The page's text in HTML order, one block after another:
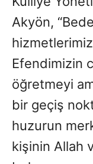
Akyön,
Efendimizin
öğretmeyi
bir geçiş
huzurun
kişinin Allah